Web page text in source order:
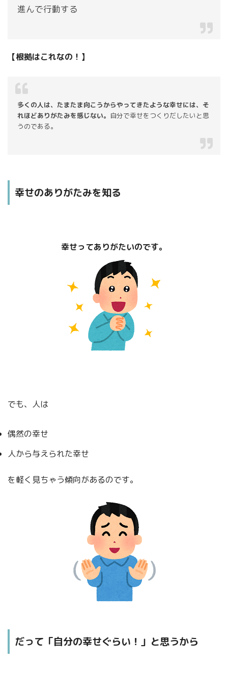
進んで行動する
【根拠はこれなの！】
多くの人は、たまたま向こうからやってきたような幸せには、そ
れほどありがたみを感じない。 自分で幸せをつくりだしたいと思
うのである。
幸せのありがたみを知る
幸せってありがたいのです。
でも、人は
偶然の幸せ
人から与えられた幸せ
を軽く見ちゃう傾向があるのです。
だって「自分の幸せぐらい！」と思うから